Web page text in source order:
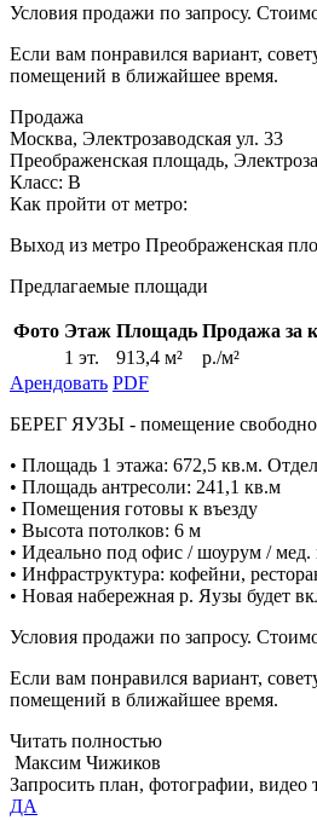
Условия продажи по запросу.
Если вам понравился вариант,
помещений в ближайшее время.
Продажа
Москва, Электрозаводская ул. 33
Преображенская площадь,
Класс: В
Как пройти от метро:
Выход из метро Преображенская
Предлагаемые площади
Фото Этаж Площадь Продажа за
1 эт.
913,4 м²
р./м²
Арендовать PDF
БЕРЕГ ЯУЗЫ - помещение
• Площадь 1 этажа: 672,5 кв.м.
• Площадь антресоли: 241,1 кв.м
• Помещения готовы к въезду
• Высота потолков: 6 м
• Идеально под офис / шоурум / мед.
• Инфраструктура: кофейни,
• Новая набережная р. Яузы будет
Условия продажи по запросу.
Если вам понравился вариант,
помещений в ближайшее время.
Читать полностью
Максим Чижиков
Запросить план, фотографии, видео
ДА